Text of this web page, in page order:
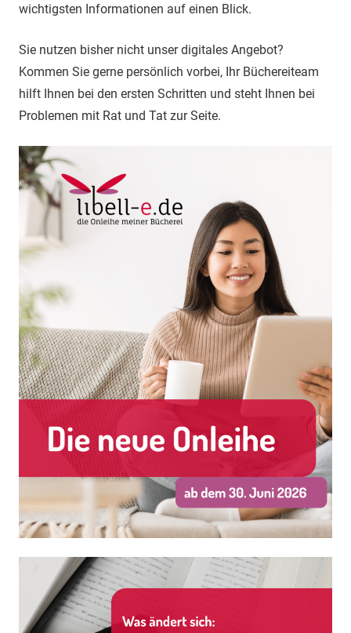
wichtigsten Informationen auf einen Blick.
Sie nutzen bisher nicht unser digitales Angebot?
Kommen Sie gerne persönlich vorbei, Ihr Büchereiteam
hilft Ihnen bei den ersten Schritten und steht Ihnen bei
Problemen mit Rat und Tat zur Seite.